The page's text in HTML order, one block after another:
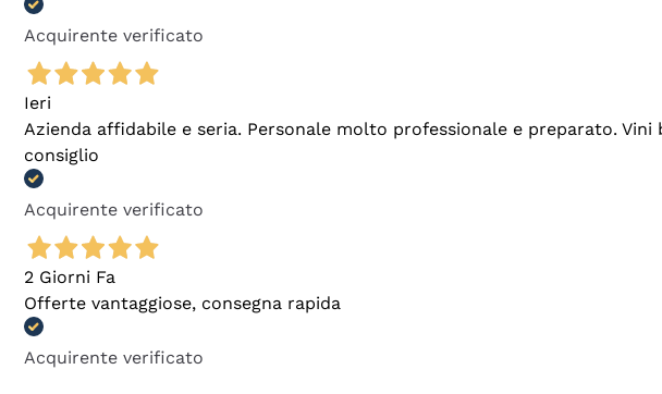
Acquirente verificato
Ieri
Azienda affidabile e seria. Personale molto professionale e preparato.
consiglio
Acquirente verificato
2 Giorni Fa
Offerte vantaggiose, consegna rapida
Acquirente verificato